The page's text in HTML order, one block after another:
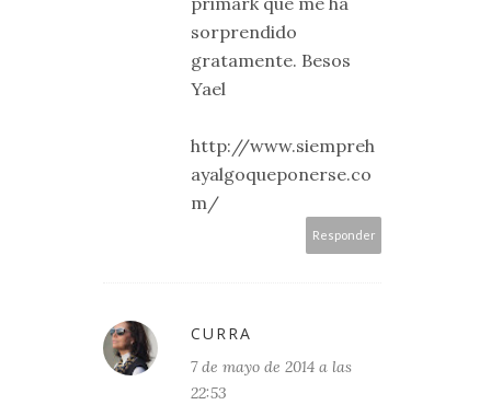
sorprendido
gratamente. Besos
Yael
http://www.siempreh
ayalgoqueponerse.co
m/
Responder
CURRA
7 de mayo de 2014 a las
22:53